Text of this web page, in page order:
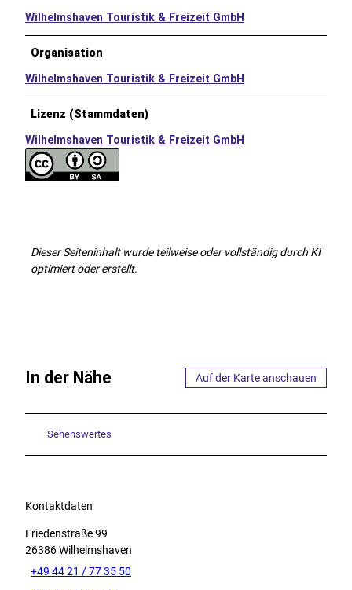
Wilhelmshaven Touristik & Freizeit GmbH
Organisation
Wilhelmshaven Touristik & Freizeit GmbH
Lizenz (Stammdaten)
Wilhelmshaven Touristik & Freizeit GmbH
Dieser Seiteninhalt wurde teilweise oder vollständig durch KI
optimiert oder erstellt.
In der Nähe Auf der Karte anschauen
Sehenswertes
Kontaktdaten
Friedenstraße 99
26386Wilhelmshaven
+49 44 21 / 77 35 50